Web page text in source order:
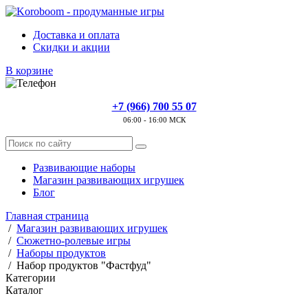
Доставка и оплата
Скидки и акции
В корзине
+7 (966) 700 55 07
06:00 - 16:00 МСК
Развивающие наборы
Магазин развивающих игрушек
Блог
Главная страница
/ Магазин развивающих игрушек
/ Сюжетно-ролевые игры
/ Наборы продуктов
/ Набор продуктов "Фастфуд"
Категории
Каталог